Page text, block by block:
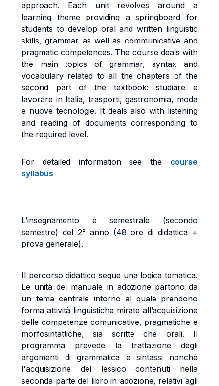
approach. Each unit revolves around a
learning theme providing a springboard for
students to develop oral and written linguistic
skills, grammar as well as communicative and
pragmatic competences. The course deals with
the main topics of grammar, syntax and
vocabulary related to all the chapters of the
second part of the textbook: studiare e
lavorare in Italia, trasporti, gastronomia, moda
e nuove tecnologie. It deals also with listening
and reading of documents corresponding to
the required level.
For detailed information see the course
syllabus
L’insegnamento è semestrale (secondo
semestre) del 2° anno (48 ore di didattica +
prova generale).
Il percorso didattico segue una logica tematica.
Le unità del manuale in adozione partono da
un tema centrale intorno al quale prendono
forma attività linguistiche mirate all’acquisizione
delle competenze comunicative, pragmatiche e
morfosintattiche, sia scritte che orali. Il
programma prevede la trattazione degli
argomenti di grammatica e sintassi nonché
l'acquisizione del lessico contenuti nella
seconda parte del libro in adozione, relativi agli